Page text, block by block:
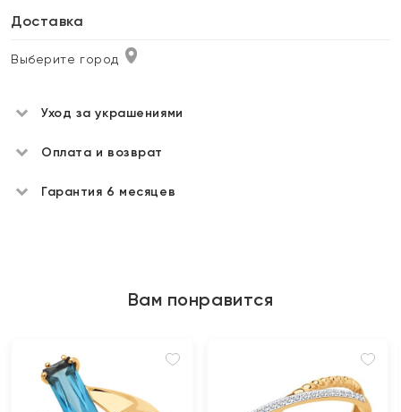
Доставка
Выберите город
Уход за украшениями
Оплата и возврат
Гарантия 6 месяцев
Вам понравится